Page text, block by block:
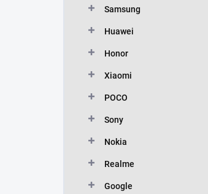
Samsung
Huawei
Honor
Xiaomi
POCO
Sony
Nokia
Realme
Google